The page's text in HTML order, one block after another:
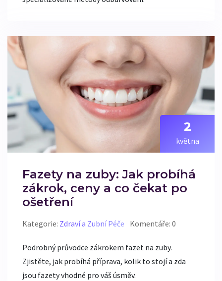
2
května
Fazety na zuby: Jak probíhá
zákrok, ceny a co čekat po
ošetření
Kategorie: Zdraví a Zubní Péče Komentáře: 0
Podrobný průvodce zákrokem fazet na zuby.
Zjistěte, jak probíhá příprava, kolik to stojí a zda
jsou fazety vhodné pro váš úsměv.